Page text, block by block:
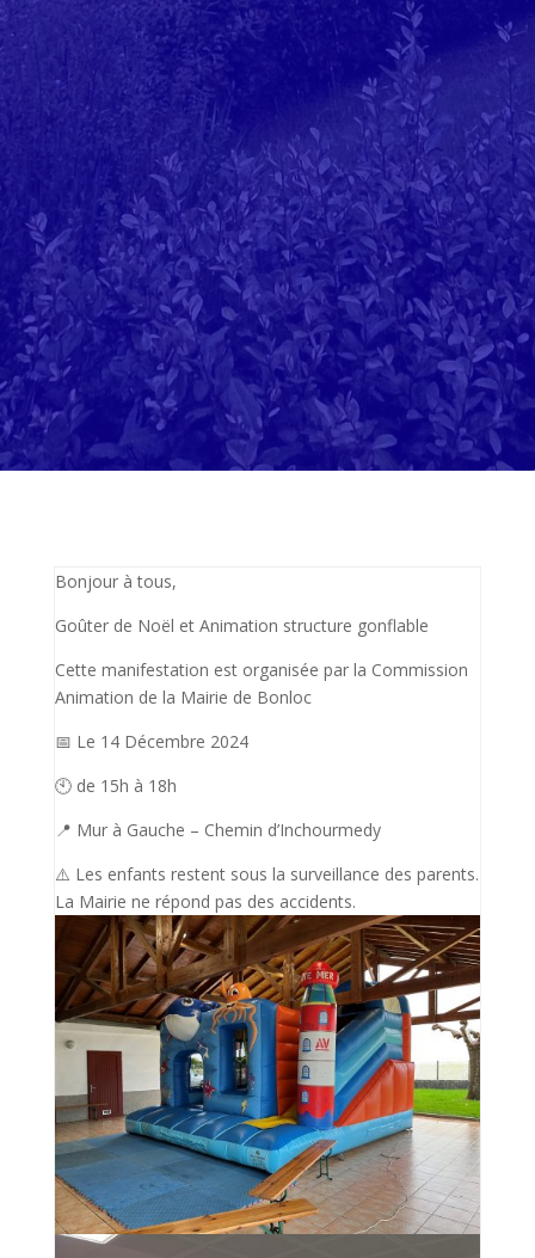
Bonjour à tous,
Goûter de Noël et Animation structure gonflable
Cette manifestation est organisée par la Commission
Animation de la Mairie de Bonloc
📅 Le 14 Décembre 2024
🕙 de 15h à 18h
📍 Mur à Gauche – Chemin d’Inchourmedy
⚠️ Les enfants restent sous la surveillance des parents.
La Mairie ne répond pas des accidents.